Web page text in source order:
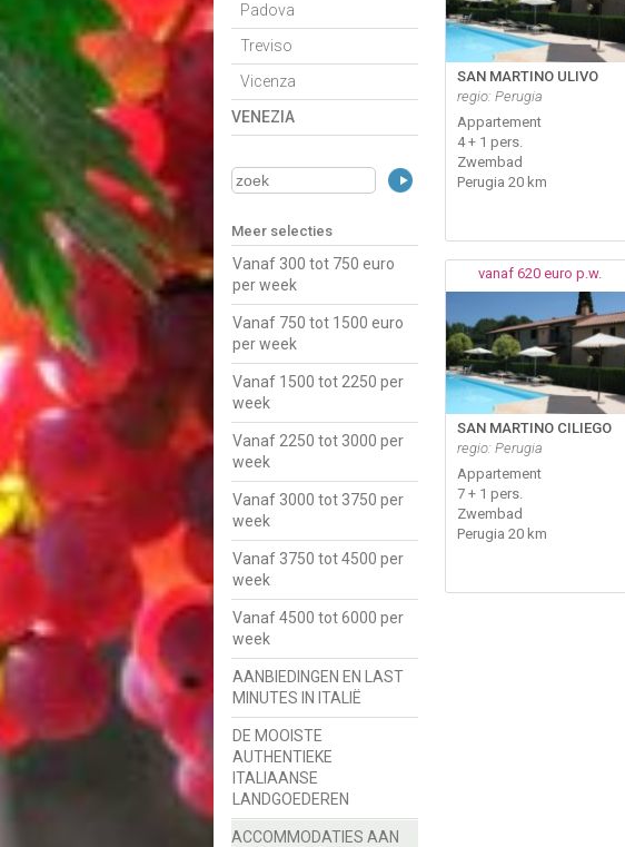
Padova
Treviso
Vicenza
VENEZIA
Meer selecties
Vanaf 300 tot 750 euro
per week
Vanaf 750 tot 1500 euro
per week
Vanaf 1500 tot 2250 per
week
Vanaf 2250 tot 3000 per
week
Vanaf 3000 tot 3750 per
week
Vanaf 3750 tot 4500 per
week
Vanaf 4500 tot 6000 per
week
AANBIEDINGEN EN LAST
MINUTES IN ITALIË
DE MOOISTE
AUTHENTIEKE
ITALIAANSE
LANDGOEDEREN
ACCOMMODATIES AAN
SAN MARTINO ULIVO
regio: Perugia
Appartement
4 + 1 pers.
Zwembad
Perugia 20 km
vanaf 620 euro p.w.
SAN MARTINO CILIEGO
regio: Perugia
Appartement
7 + 1 pers.
Zwembad
Perugia 20 km